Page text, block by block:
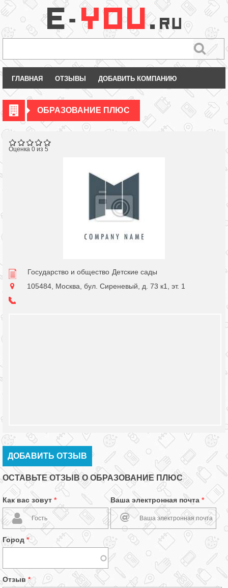
ГЛАВНАЯ ОТЗЫВЫ ДОБАВИТЬ КОМПАНИЮ
ОБРАЗОВАНИЕ ПЛЮС
Оценка 0 из 5
Государство и общество Детские сады
105484, Москва, бул. Сиреневый, д. 73 к1, эт. 1
ДОБАВИТЬ ОТЗЫВ
ОСТАВЬТЕ ОТЗЫВ О ОБРАЗОВАНИЕ ПЛЮС
Как вас зовут * Ваша электронная почта *
Город *
Отзыв *